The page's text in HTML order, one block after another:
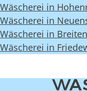
Wäscherei in
Wäscherei in
Wäscherei in
Wäscherei in